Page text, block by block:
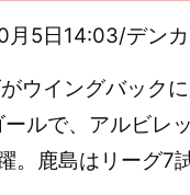
5日14:03/デン
イングバックに
ルで、アルビレ
鹿島はリーグ7